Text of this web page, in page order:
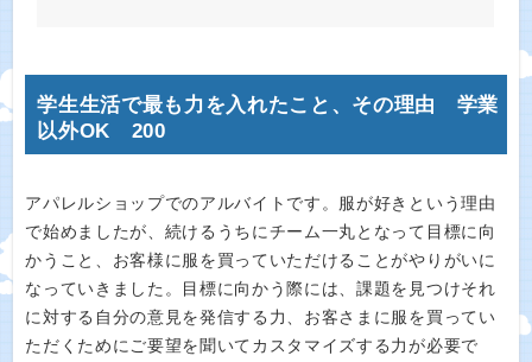
学生生活で最も力を入れたこと、その理由 学業
以外OK 200
アパレルショップでのアルバイトです。服が好きという理由
で始めましたが、続けるうちにチーム一丸となって目標に向
かうこと、お客様に服を買っていただけることがやりがいに
なっていきました。目標に向かう際には、課題を見つけそれ
に対する自分の意見を発信する力、お客さまに服を買ってい
ただくためにご要望を聞いてカスタマイズする力が必要で